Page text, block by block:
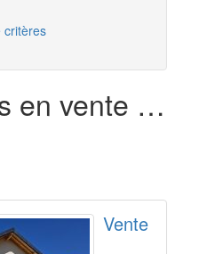
404 maisons en vente dans la Savoie (73)
Vente